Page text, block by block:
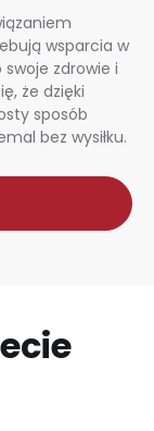
wsparcia w
zdrowie i
że dzięki
sposób
bez wysiłku.